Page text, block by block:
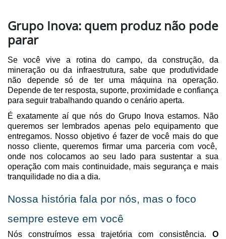
Grupo Inova: quem produz não pode
parar
Se você vive a rotina do campo, da construção, da
mineração ou da infraestrutura, sabe que produtividade
não depende só de ter uma máquina na operação.
Depende de ter resposta, suporte, proximidade e confiança
para seguir trabalhando quando o cenário aperta.
É exatamente aí que nós do Grupo Inova estamos. Não
queremos ser lembrados apenas pelo equipamento que
entregamos. Nosso objetivo é fazerdevocê mais do que
nosso cliente, queremos firmar uma parceria com você,
onde nos colocamos ao seu lado para sustentar a sua
operação com mais continuidade, mais segurança e mais
tranquilidade no dia a dia.
Nossa história fala por nós, mas o foco
sempre esteve em você
Nós construímos essa trajetória com consistência. O